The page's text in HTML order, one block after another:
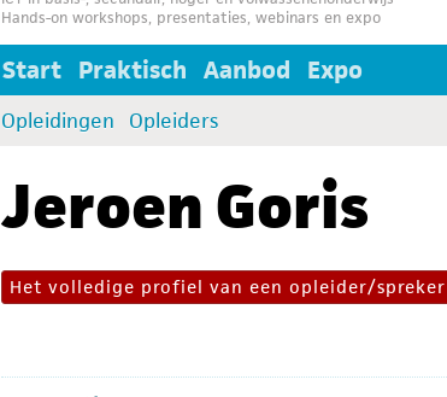
Hands-on workshops, presentaties, webinars en expo
Start Praktisch Aanbod Expo
Opleidingen Opleiders
Jeroen Goris
Het volledige profiel van een opleider/